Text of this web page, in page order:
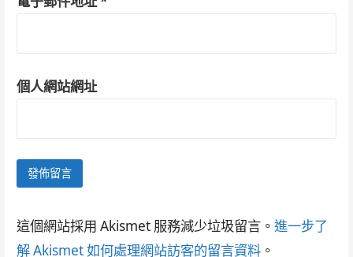
個人網站網址
這個網站採用 Akismet 服務減少垃圾留言。 進一步了
解 Akismet 如何處理網站訪客的留言資料。